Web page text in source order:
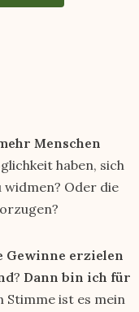
Menschen
haben, sich
Oder die
Gewinne erzielen
? Dann bin ich für
Stimme ist es mein